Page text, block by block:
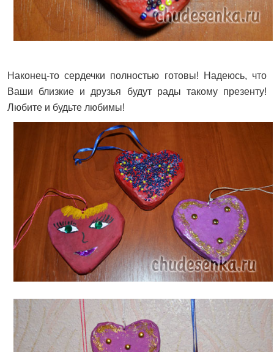
Наконец-то сердечки полностью готовы! Надеюсь, что
Ваши близкие и друзья будут рады такому презенту!
Любите и будьте любимы!